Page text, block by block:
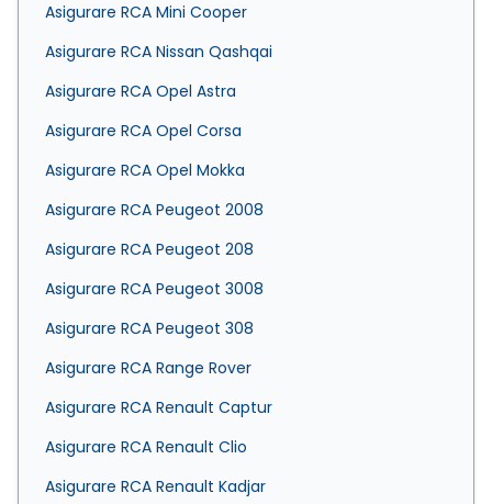
Asigurare RCA Mini Cooper
Asigurare RCA Nissan Qashqai
Asigurare RCA Opel Astra
Asigurare RCA Opel Corsa
Asigurare RCA Opel Mokka
Asigurare RCA Peugeot 2008
Asigurare RCA Peugeot 208
Asigurare RCA Peugeot 3008
Asigurare RCA Peugeot 308
Asigurare RCA Range Rover
Asigurare RCA Renault Captur
Asigurare RCA Renault Clio
Asigurare RCA Renault Kadjar